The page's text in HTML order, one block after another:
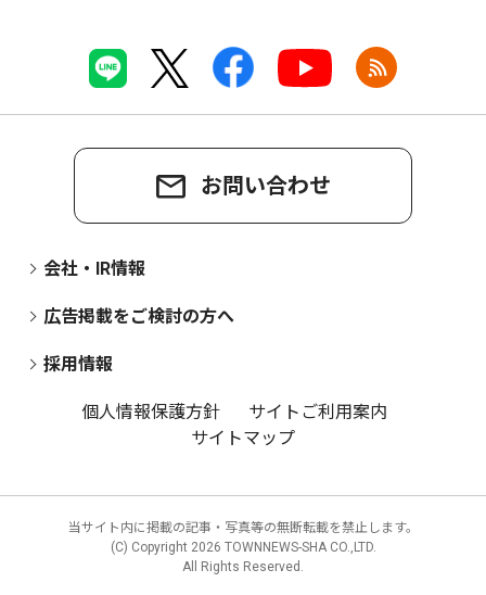
お問い合わせ
会社・IR情報
広告掲載をご検討の方へ
採用情報
個人情報保護方針
サイトご利用案内
サイトマップ
当サイト内に掲載の記事・写真等の無断転載を禁止します。
(C) Copyright 2026 TOWNNEWS-SHA CO.,LTD.
All Rights Reserved.